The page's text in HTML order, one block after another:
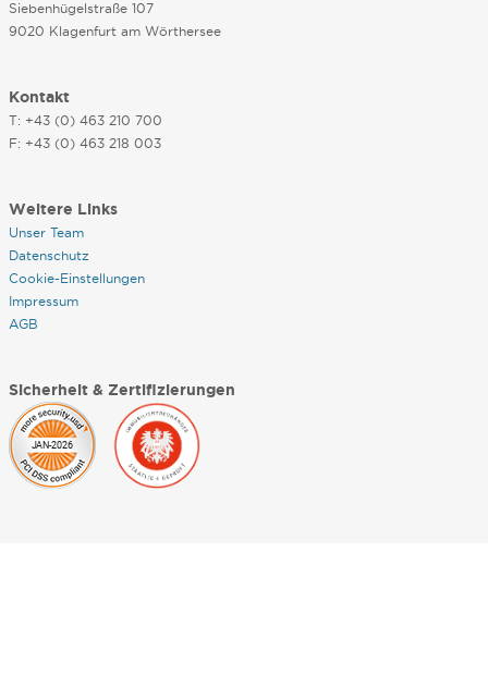
Siebenhügelstraße 107
9020 Klagenfurt am Wörthersee
Kontakt
T: +43 (0) 463 210 700
F: +43 (0) 463 218 003
Weitere Links
Unser Team
Datenschutz
Cookie-Einstellungen
Impressum
AGB
Sicherheit & Zertifizierungen